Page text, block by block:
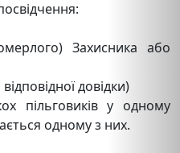
Захисника або
довідки)
пільговиків у одному
одному з них.